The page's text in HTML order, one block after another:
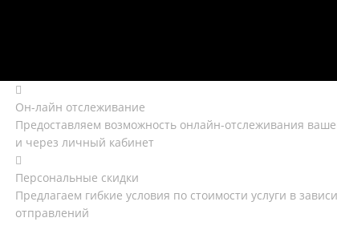
Он-лайн отслеживание
Предоставляем возможность онлайн-отслеживания
и через личный кабинет
Персональные скидки
Предлагаем гибкие условия по стоимости услуги в
отправлений